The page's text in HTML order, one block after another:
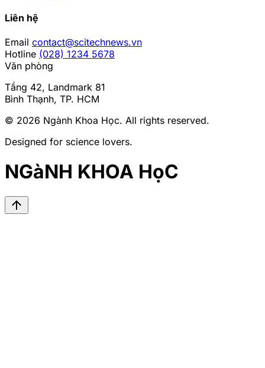
Liên hệ
Email contact@scitechnews.vn
Hotline (028) 1234 5678
Văn phòng
Tầng 42, Landmark 81
Bình Thạnh, TP. HCM
© 2026 Ngành Khoa Học. All rights reserved.
Designed for science lovers.
NGàNH KHOA HọC
arrow_upward